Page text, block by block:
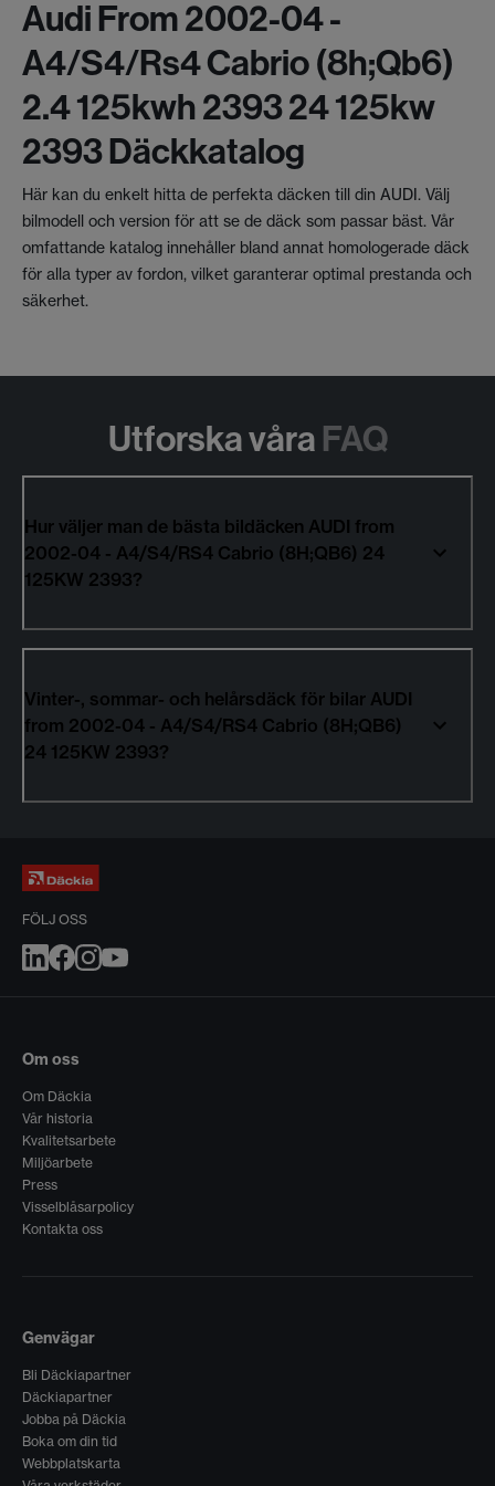
Audi From 2002-04 -
A4/s4/rs4 Cabrio (8h;qb6)
2.4 125kwh 2393 24 125kw
2393 Däckkatalog
Här kan du enkelt hitta de perfekta däcken till din AUDI. Välj
bilmodell och version för att se de däck som passar bäst. Vår
omfattande katalog innehåller bland annat homologerade däck
för alla typer av fordon, vilket garanterar optimal prestanda och
säkerhet.
Utforska våra FAQ
Hur väljer man de bästa bildäcken AUDI from
2002-04 - A4/S4/RS4 Cabrio (8H;QB6) 24
125KW 2393?
Vinter-, sommar- och helårsdäck för bilar AUDI
from 2002-04 - A4/S4/RS4 Cabrio (8H;QB6)
24 125KW 2393?
FÖLJ OSS
Om oss
Om Däckia
Vår historia
Kvalitetsarbete
Miljöarbete
Press
Visselblåsarpolicy
Kontakta oss
Genvägar
Bli Däckiapartner
Däckiapartner
Jobba på Däckia
Boka om din tid
Webbplatskarta